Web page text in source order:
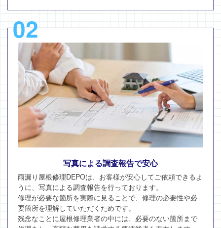
02
写真による調査報告で安心
雨漏り屋根修理DEPOは、お客様が安心してご依頼できるよ
うに、写真による調査報告を行っております。
修理が必要な箇所を実際に見ることで、修理の必要性や必
要箇所を理解していただくためです。
残念なことに屋根修理業者の中には、必要のない箇所まで